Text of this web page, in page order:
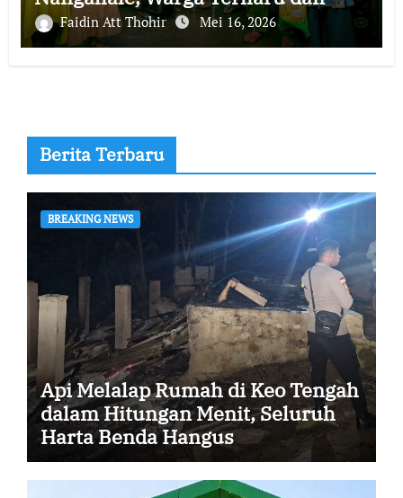
Bersyukur
Faidin Att Thohir Mei 16, 2026
Berita Terbaru
BREAKING NEWS
Api Melalap Rumah di Keo Tengah
dalam Hitungan Menit, Seluruh
Harta Benda Hangus